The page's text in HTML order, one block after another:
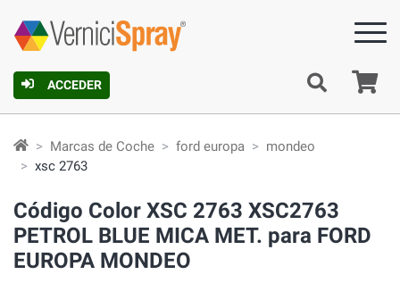
ACCEDER
Marcas de Coche ford europa
mondeo
xsc 2763
Código Color XSC 2763 XSC2763
PETROL BLUE MICA MET. para FORD
EUROPA MONDEO